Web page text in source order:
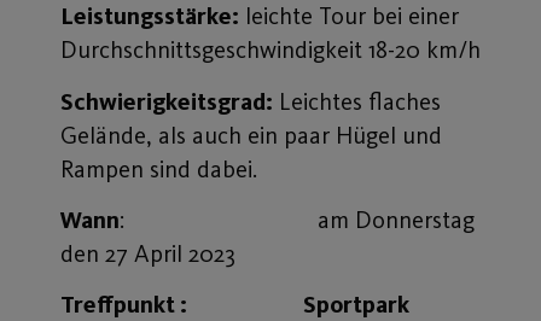
Leistungsstärke: leichte Tour bei einer
Durchschnittsgeschwindigkeit 18-20 km/h
Schwierigkeitsgrad: Leichtes flaches
Gelände, als auch ein paar Hügel und
Rampen sind dabei.
Wann: am Donnerstag
den 27 April 2023
Treffpunkt : Sportpark